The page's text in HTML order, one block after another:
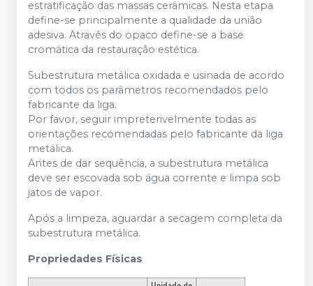
estratificação das massas cerâmicas. Nesta etapa
define-se principalmente a qualidade da união
adesiva. Através do opaco define-se a base
cromática da restauração estética.
Subestrutura metálica oxidada e usinada de acordo
com todos os parâmetros recomendados pelo
fabricante da liga.
Por favor, seguir impreterivelmente todas as
orientações recomendadas pelo fabricante da liga
metálica.
Antes de dar sequência, a subestrutura metálica
deve ser escovada sob água corrente e limpa sob
jatos de vapor.
Após a limpeza, aguardar a secagem completa da
subestrutura metálica.
Propriedades Físicas